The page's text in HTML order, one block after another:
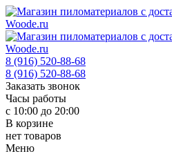
8 (916) 520-88-68
8 (916) 520-88-68
Заказать звонок
Часы работы
с 10:00 до 20:00
В корзине
нет товаров
Меню